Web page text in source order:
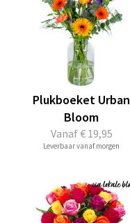
Vanaf€ 19,95
Plukboeket Urban
Bloom
Leverbaar vanaf morgen